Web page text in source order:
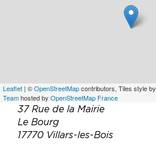
Leaflet | ©OpenStreetMapcontributors, Tiles style by
Teamhosted by OpenStreetMap France
37 Rue de la Mairie
Le Bourg
17770 Villars-les-Bois